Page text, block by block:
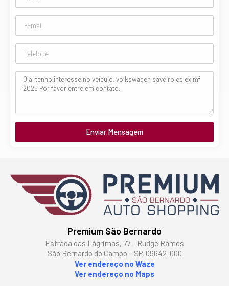
Enviar Mensagem
Premium São Bernardo
Estrada das Lágrimas, 77 – Rudge Ramos
São Bernardo do Campo – SP, 09642-000
Ver endereço no Waze
Ver endereço no Maps